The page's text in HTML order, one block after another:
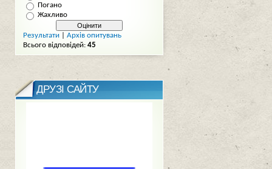
Погано
Жахливо
Результати| Архів опитувань
Всього відповідей: 45
ДРУЗІ САЙТУ